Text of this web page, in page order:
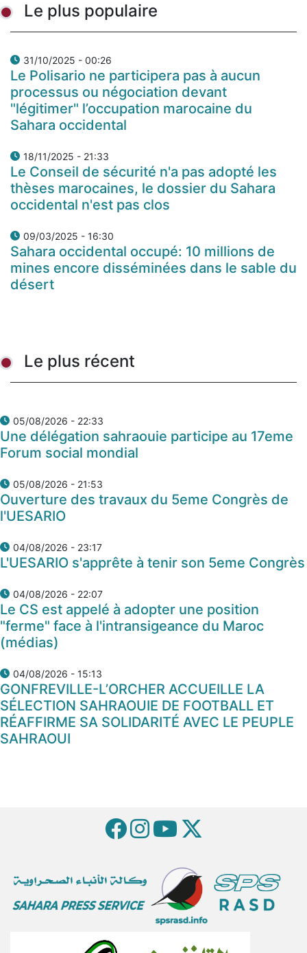
Le plus populaire
31/10/2025 - 00:26
Le Polisario ne participera pas à aucun
processus ou négociation devant
"légitimer" l’occupation marocaine du
Sahara occidental
18/11/2025 - 21:33
Le Conseil de sécurité n'a pas adopté les
thèses marocaines, le dossier du Sahara
occidental n'est pas clos
09/03/2025 - 16:30
Sahara occidental occupé: 10 millions de
mines encore disséminées dans le sable du
désert
Le plus récent
05/08/2026 - 22:33
Une délégation sahraouie participe au 17eme
Forum social mondial
05/08/2026 - 21:53
Ouverture des travaux du 5eme Congrès de
l'UESARIO
04/08/2026 - 23:17
L'UESARIO s'apprête à tenir son 5eme Congrès
04/08/2026 - 22:07
Le CS est appelé à adopter une position
"ferme" face à l'intransigeance du Maroc
(médias)
04/08/2026 - 15:13
GONFREVILLE-L’ORCHER ACCUEILLE LA
SÉLECTION SAHRAOUIE DE FOOTBALL ET
RÉAFFIRME SA SOLIDARITÉ AVEC LE PEUPLE
SAHRAOUI